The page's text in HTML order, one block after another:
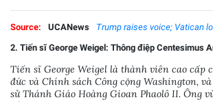
Source: UCANews
Trump raises voice; Vatican
2. Tiến sĩ George Weigel: Thông điệp Centesimus
Tiến sĩ George Weigel là thành viên cao cấp
đức và Chính sách Công cộng Washington,
sử Thánh Giáo Hoàng Gioan Phaolô II. Ông